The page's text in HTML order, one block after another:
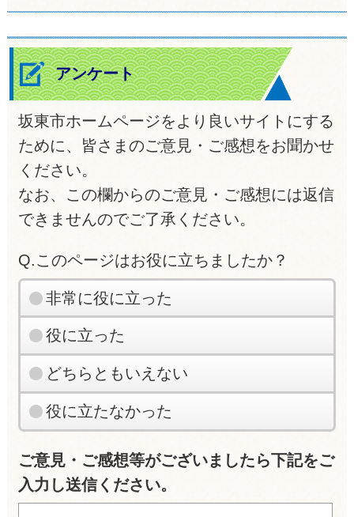
アンケート
坂東市ホームページをより良いサイトにする
ために、皆さまのご意見・ご感想をお聞かせ
ください。
なお、この欄からのご意見・ご感想には返信
できませんのでご了承ください。
Q.このページはお役に立ちましたか？
非常に役に立った
役に立った
どちらともいえない
役に立たなかった
ご意見・ご感想等がございましたら下記をご
入力し送信ください。